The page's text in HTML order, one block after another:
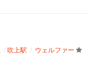
吹上駅 ウェルファー